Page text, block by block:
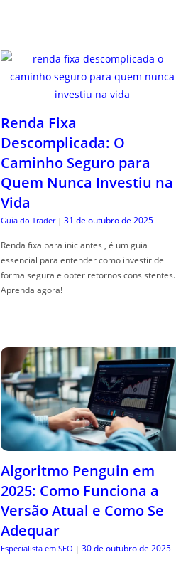
Renda Fixa
Descomplicada: O
Caminho Seguro para
Quem Nunca Investiu na
Vida
Guia do Trader | 31 de outubro de 2025
Renda fixa para iniciantes , é um guia
essencial para entender como investir de
forma segura e obter retornos consistentes.
Aprenda agora!
Algoritmo Penguin em
2025: Como Funciona a
Versão Atual e Como Se
Adequar
Especialista em SEO | 30 de outubro de 2025